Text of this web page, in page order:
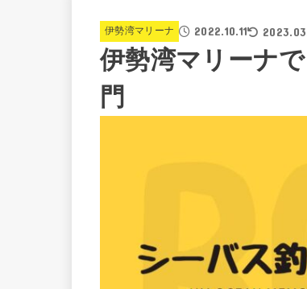
伊勢湾マリーナ 2022.10.11
伊勢湾マリーナ
門